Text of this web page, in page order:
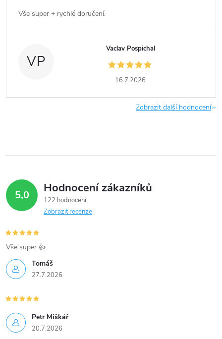
Vše super + rychlé doručení.
VP
Vaclav Pospichal
16.7.2026
Zobrazit další hodnocení
5,0 Hodnocení zákazníků
122 hodnocení
Zobrazit recenze
Tomáš
27.7.2026
Vše super 👍
Petr Miškář
20.7.2026